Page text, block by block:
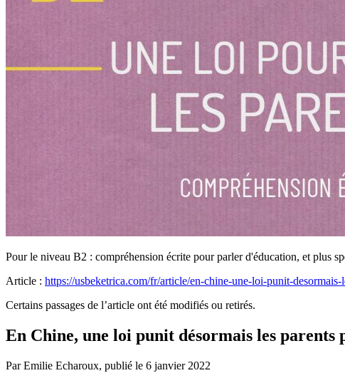
Pour le niveau B2 : compréhension écrite pour parler d'éducation, et plus
Article : https://usbeketrica.com/fr/article/en-chine-une-loi-punit-
Certains passages de l’article ont été modifiés ou retirés.
En Chine, une loi punit désormais les
Par Emilie Echaroux, publié le 6 janvier 2022